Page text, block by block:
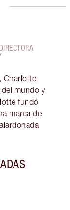
Charlotte
del mundo y
fundó
marca de